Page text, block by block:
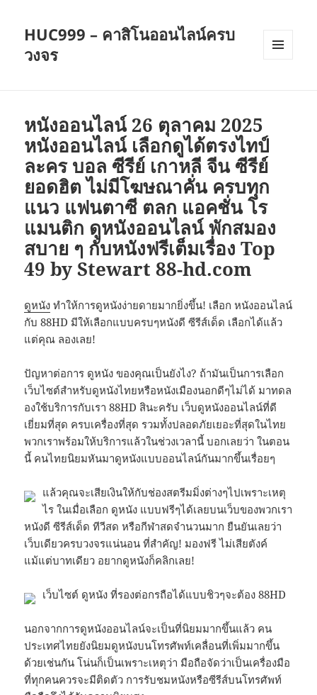
HUC999 – คาสิโนออนไลน์ครบ
วงจร
หนังออนไลน์ 26 ตุลาคม 2025
หนังออนไลน์ เลือกดูได้ตรงไทป์
ละคร บอล ซีรีย์ เกาหลี จีน ซีรีย์
ยอดฮิต ไม่มีโฆษณาคั่น ครบทุก
แนว แฟนตาซี ตลก แอคชั่น โร
แมนติก ดูหนังออนไลน์ พักสมอง
สบาย ๆ กับหนังฟรีเต็มเรื่อง Top
49 by Stewart 88-hd.com
ดูหนัง ทำให้การดูหนังง่ายดายมากยิ่งขึ้น! เลือก หนังออนไลน์
กับ 88HD มีให้เลือกแบบครบๆหนังดี ซีรีส์เด็ด เลือกได้แล้ว
แต่คุณ ลองเลย!
ปัญหาต่อการ ดูหนัง ของคุณเป็นยังไง? ถ้ามันเป็นการเลือก
เว็บไซต์สำหรับดูหนังไทยหรือหนังเมืองนอกดีๆไม่ได้ มาทดล
องใช้บริการกับเรา 88HD สินะครับ เว็บดูหนังออนไลน์ที่ดี
เยี่ยมที่สุด ครบเครื่องที่สุด รวมทั้งปลอดภัยเยอะที่สุดในไทย
พวกเราพร้อมให้บริการแล้วในช่วงเวลานี้ บอกเลยว่า ในตอน
นี้ คนไทยนิยมหันมาดูหนังแบบออนไลน์กันมากขึ้นเรื่อยๆ
แล้วคุณจะเสียเงินให้กับช่องสตรีมมิ่งต่างๆไปเพราะเหตุ
ไร ในเมื่อเลือก ดูหนัง แบบฟรีๆได้เลยบนเว็บของพวกเรา
หนังดี ซีรีส์เด็ด ทีวีสด หรือกีฬาสดจำนวนมาก ยืนยันเลยว่า
เว็บเดียวครบวงจรแน่นอน ที่สำคัญ! มองฟรี ไม่เสียตังค์
แม้แต่บาทเดียว อยากดูหนังก็คลิกเลย!
เว็บไซต์ ดูหนัง ที่รองต่อกรถือได้แบบชิวๆจะต้อง 88HD
นอกจากการดูหนังออนไลน์จะเป็นที่นิยมมากขึ้นแล้ว คน
ประเทศไทยยังนิยมดูหนังบนโทรศัพท์เคลื่อนที่เพิ่มมากขึ้น
ด้วยเช่นกัน โน่นก็เป็นเพราะเหตุว่า มือถือจัดว่าเป็นเครื่องมือ
ที่ทุกคนควรจะมีติดตัว การรับชมหนังหรือซีรีส์บนโทรศัพท์